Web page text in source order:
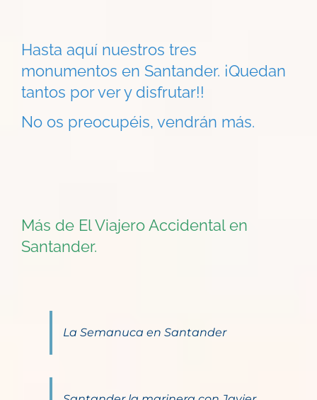
Hasta aquí nuestros tres
monumentos en Santander. ¡Quedan
tantos por ver y disfrutar!!
No os preocupéis, vendrán más.
Más de El Viajero Accidental en
Santander.
La Semanuca en Santander